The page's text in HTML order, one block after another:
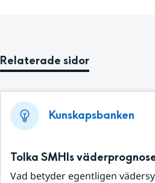
Relaterade sidor
Kunskapsbanken
Tolka SMHIs
Vad betyder egentligen